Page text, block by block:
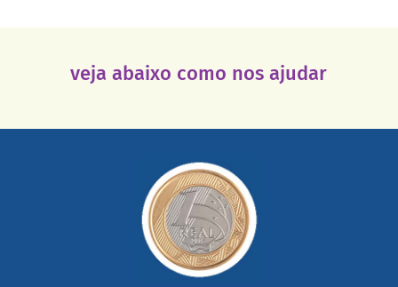
veja abaixo como nos ajudar
mail mostrando tudo o que fizemos com a sua ajuda
somada a de outras pessoas.
saiba mais